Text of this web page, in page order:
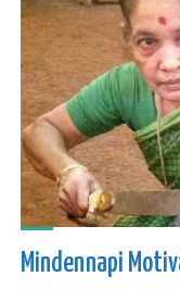
Mindennapi